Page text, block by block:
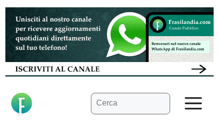
Vai
contenuto
Ricerca
per: